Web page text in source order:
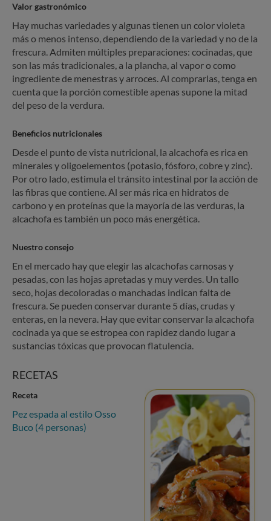
Valor gastronómico
Hay muchas variedades y algunas tienen un color violeta
más o menos intenso, dependiendo de la variedad y no de la
frescura. Admiten múltiples preparaciones: cocinadas, que
son las más tradicionales, a la plancha, al vapor o como
ingrediente de menestras y arroces. Al comprarlas, tenga en
cuenta que la porción comestible apenas supone la mitad
del peso de la verdura.
Beneficios nutricionales
Desde el punto de vista nutricional, la alcachofa es rica en
minerales y oligoelementos (potasio, fósforo, cobre y zinc).
Por otro lado, estimula el tránsito intestinal por la acción de
las fibras que contiene. Al ser más rica en hidratos de
carbono y en proteínas que la mayoría de las verduras, la
alcachofa es también un poco más energética.
Nuestro consejo
En el mercado hay que elegir las alcachofas carnosas y
pesadas, con las hojas apretadas y muy verdes. Un tallo
seco, hojas decoloradas o manchadas indican falta de
frescura. Se pueden conservar durante 5 días, crudas y
enteras, en la nevera. Hay que evitar conservar la alcachofa
cocinada ya que se estropea con rapidez dando lugar a
sustancias tóxicas que provocan flatulencia.
RECETAS
Receta
Pez espada al estilo Osso
Buco (4 personas)